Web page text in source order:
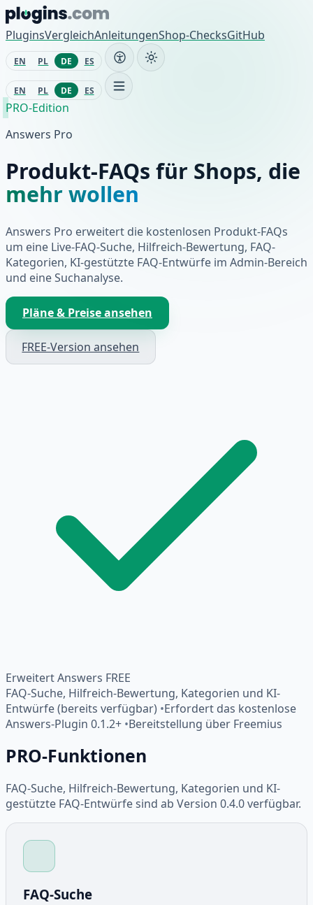
Zum Inhalt springen
PluginsVergleichAnleitungenShop-ChecksGitHub
EN PL DE ES
EN PL DE ES
PRO-Edition
Answers Pro
Produkt-FAQs für Shops, die
mehr wollen
Answers Pro erweitert die kostenlosen Produkt-FAQs
um eine Live-FAQ-Suche, Hilfreich-Bewertung, FAQ-
Kategorien, KI-gestützte FAQ-Entwürfe im Admin-Bereich
und eine Suchanalyse.
Pläne & Preise ansehen
FREE-Version ansehen
Erweitert Answers FREE
FAQ-Suche, Hilfreich-Bewertung, Kategorien und KI-
Entwürfe (bereits verfügbar) •Erfordert das kostenlose
Answers-Plugin 0.1.2+ •Bereitstellung über Freemius
PRO-Funktionen
FAQ-Suche, Hilfreich-Bewertung, Kategorien und KI-
gestützte FAQ-Entwürfe sind ab Version 0.4.0 verfügbar.
FAQ-Suche